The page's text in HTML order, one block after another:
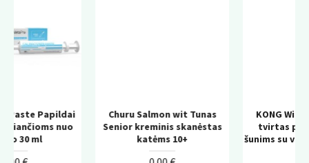
Churu Salmon wit Tunas
Senior kreminis skanėstas
KONG Wild Knots Bear –
tvirtas pliušinis žaislas
šunims su virvės